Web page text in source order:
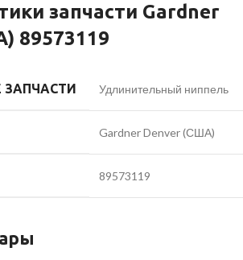
запчасти Gardner
89573119
Удлинительный ниппель
Gardner Denver (США)
89573119